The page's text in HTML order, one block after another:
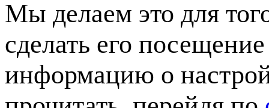
Мы делаем это для
сделать его
информацию о